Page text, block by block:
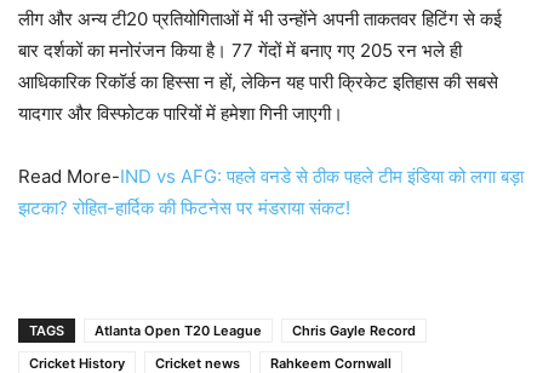
लीग और अन्य टी20 प्रतियोगिताओं में भी उन्होंने अपनी ताकतवर हिटिंग से कई
बार दर्शकों का मनोरंजन किया है। 77 गेंदों में बनाए गए 205 रन भले ही
आधिकारिक रिकॉर्ड का हिस्सा न हों, लेकिन यह पारी क्रिकेट इतिहास की सबसे
यादगार और विस्फोटक पारियों में हमेशा गिनी जाएगी।
Read More-IND vs AFG: पहले वनडे से ठीक पहले टीम इंडिया को लगा बड़ा
झटका? रोहित-हार्दिक की फिटनेस पर मंडराया संकट!
TAGS Atlanta Open T20 League
Chris Gayle Record
Cricket History
Cricket news
Rahkeem Cornwall